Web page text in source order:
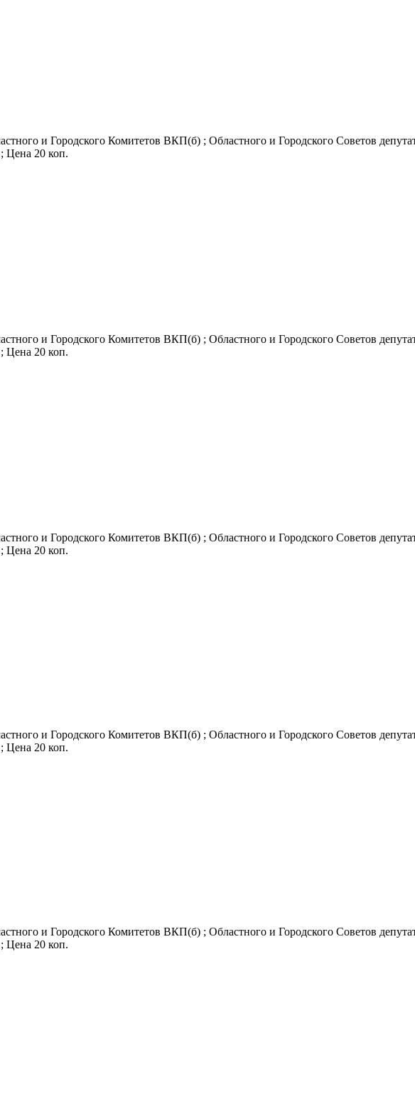
и Городского Комитетов ВКП(б) ; Областного и Городского Советов
Цена 20 коп.
и Городского Комитетов ВКП(б) ; Областного и Городского Советов
Цена 20 коп.
и Городского Комитетов ВКП(б) ; Областного и Городского Советов
Цена 20 коп.
и Городского Комитетов ВКП(б) ; Областного и Городского Советов
Цена 20 коп.
и Городского Комитетов ВКП(б) ; Областного и Городского Советов
Цена 20 коп.